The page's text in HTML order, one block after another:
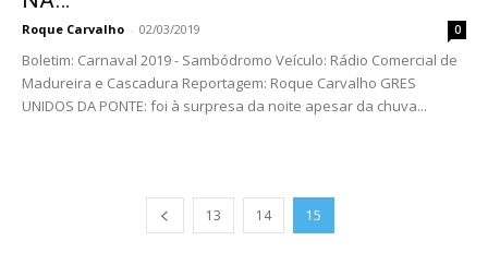
Roque Carvalho - 02/03/2019 0
Boletim: Carnaval 2019 - Sambódromo Veículo: Rádio Comercial de
Madureira e Cascadura Reportagem: Roque Carvalho GRES
UNIDOS DA PONTE: foi à surpresa da noite apesar da chuva...
13 14 15